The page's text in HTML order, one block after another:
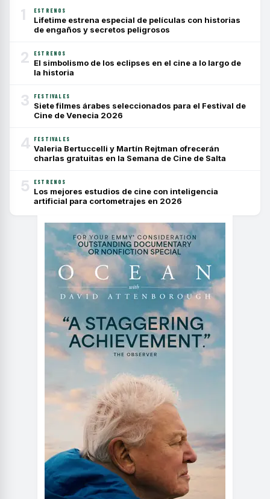
1 ESTRENOS
Lifetime estrena especial de películas con historias
de engaños y secretos peligrosos
2 ESTRENOS
El simbolismo de los eclipses en el cine a lo largo de
la historia
3 FESTIVALES
Siete filmes árabes seleccionados para el Festival de
Cine de Venecia 2026
4 FESTIVALES
Valeria Bertuccelli y Martín Rejtman ofrecerán
charlas gratuitas en la Semana de Cine de Salta
5 ESTRENOS
Los mejores estudios de cine con inteligencia
artificial para cortometrajes en 2026